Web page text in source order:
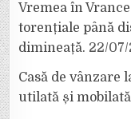
Vremea în
torențiale până
dimineață. 22/
Casă de vânzare
utilată și